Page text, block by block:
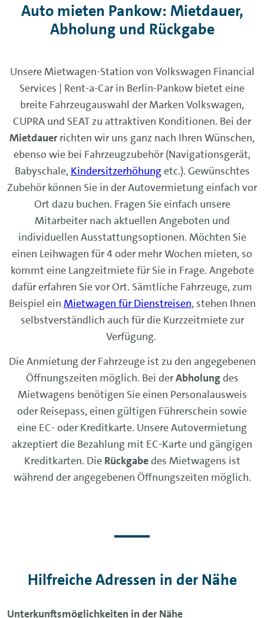
Auto mieten Pankow: Mietdauer,
Abholung und Rückgabe
Unsere Mietwagen-Station von Volkswagen Financial
Services | Rent-a-Car in Berlin-Pankow bietet eine
breite Fahrzeugauswahl der Marken Volkswagen,
CUPRA und SEAT zu attraktiven Konditionen. Bei der
Mietdauer richten wir uns ganz nach Ihren Wünschen,
ebenso wie bei Fahrzeugzubehör (Navigationsgerät,
Babyschale, Kindersitzerhöhung etc.). Gewünschtes
Zubehör können Sie in der Autovermietung einfach vor
Ort dazu buchen. Fragen Sie einfach unsere
Mitarbeiter nach aktuellen Angeboten und
individuellen Ausstattungsoptionen. Möchten Sie
einen Leihwagen für 4 oder mehr Wochen mieten, so
kommt eine Langzeitmiete für Sie in Frage. Angebote
dafür erfahren Sie vor Ort. Sämtliche Fahrzeuge, zum
Beispiel ein Mietwagen für Dienstreisen, stehen Ihnen
selbstverständlich auch für die Kurzzeitmiete zur
Verfügung.
Die Anmietung der Fahrzeuge ist zu den angegebenen
Öffnungszeiten möglich. Bei derAbholungdes
Mietwagens benötigen Sie einen Personalausweis
oder Reisepass, einen gültigen Führerschein sowie
eine EC- oder Kreditkarte. Unsere Autovermietung
akzeptiert die Bezahlung mit EC-Karte und gängigen
Kreditkarten. Die Rückgabedes Mietwagens ist
während der angegebenen Öffnungszeiten möglich.
Hilfreiche Adressen in der Nähe
Unterkunftsmöglichkeiten in der Nähe